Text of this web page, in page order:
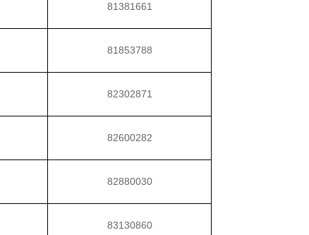
81381661
81853788
82302871
82600282
82880030
83130860